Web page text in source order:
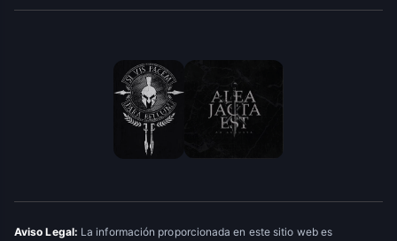
Aviso Legal: La información proporcionada en este sitio web es